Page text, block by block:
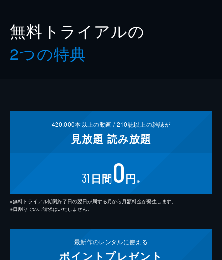
無料トライアルの
2つの特典
420,000本以上の動画 /210誌以上の雑誌が
見放題 読み放題
31 日間0円 ※
※無料トライアル期間終了日の翌日が属する月から月額料金が発生します。
※日割りでのご請求はいたしません。
最新作のレンタルに使える
ポイント プレゼント